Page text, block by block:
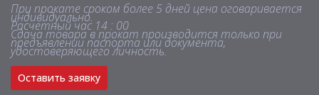
При прокате сроком более 5 дней цена оговаривается
индивидуально.
Расчетный час 14 : 00
Сдача товара в прокат производится только при
предъявлении паспорта или документа,
удостоверяющего личность.
Оставить заявку